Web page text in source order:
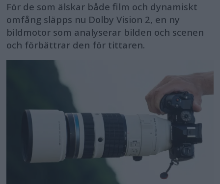
För de som älskar både film och dynamiskt
omfång släpps nu Dolby Vision 2, en ny
bildmotor som analyserar bilden och scenen
och förbättrar den för tittaren.